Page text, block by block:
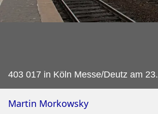
403 017 in Köln Messe/Deutz am 23.
Martin Morkowsky